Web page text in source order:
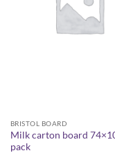
BRISTOL BOARD
Milk carton board
pack